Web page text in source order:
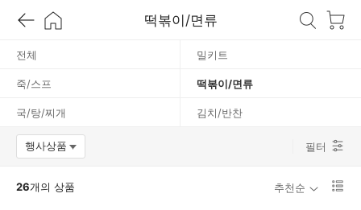
떡볶이/면류
전체 밀키트
죽/스프 떡볶이/면류
국/탕/찌개 김치/반찬
행사상품옵션팝업 열기 필터
26개의 상품 추천순